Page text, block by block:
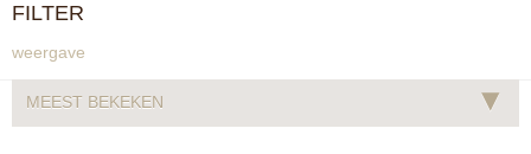
FILTER
weergave
MEEST BEKEKEN ▾